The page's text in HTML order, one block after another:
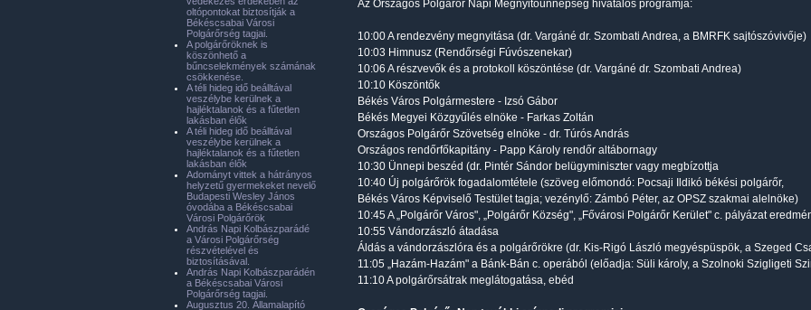
Az Országos Polgárőr Napi Megnyitóünnepség hivatalos programja:
10:00 A rendezvény megnyitása (dr. Vargáné dr. Szombati Andrea, a BMRFK sajtószóvivője)
10:03 Himnusz (Rendőrségi Fúvószenekar)
10:06 A részvevők és a protokoll köszöntése (dr. Vargáné dr. Szombati Andrea)
10:10 Köszöntők
Békés Város Polgármestere - Izsó Gábor
Békés Megyei Közgyűlés elnöke - Farkas Zoltán
Országos Polgárőr Szövetség elnöke - dr. Túrós András
Országos rendőrfőkapitány - Papp Károly rendőr altábornagy
10:30 Ünnepi beszéd (dr. Pintér Sándor belügyminiszter vagy megbízottja
10:40 Új polgárőrök fogadalomtétele (szöveg előmondó: Pocsaji Ildikó békési polgárőr,
Békés Város Képviselő Testület tagja; vezénylő: Zámbó Péter, az OPSZ szakmai alelnöke)
10:45 A „Polgárőr Város", „Polgárőr Község", „Fővárosi Polgárőr Kerület" c. pályázat
10:55 Vándorzászló átadása
Áldás a vándorzászlóra és a polgárőrökre (dr. Kis-Rigó László megyéspüspök, a Szeged
11:05 „Hazám-Hazám" a Bánk-Bán c. operából (előadja: Süli károly, a Szolnoki Szigligeti
11:10 A polgárőrsátrak meglátogatása, ebéd
oltópontokat biztosítják a
Békéscsabai Városi
Polgárőrség tagjai.
A polgárőröknek is
köszönhető a
bűncselekmények számának
csökkenése.
A téli hideg idő beálltával
veszélybe kerülnek a
hajléktalanok és a fűtetlen
lakásban élők
A téli hideg idő beálltával
veszélybe kerülnek a
hajléktalanok és a fűtetlen
lakásban élők
Adományt vittek a hátrányos
helyzetű gyermekeket nevelő
Budapesti Wesley János
óvodába a Békéscsabai
Városi Polgárőrök
András Napi Kolbászparádé
a Városi Polgárőrség
részvételével és
biztosításával.
András Napi Kolbászparádén
a Békéscsabai Városi
Polgárőrség tagjai.
Augusztus 20. Államalapító